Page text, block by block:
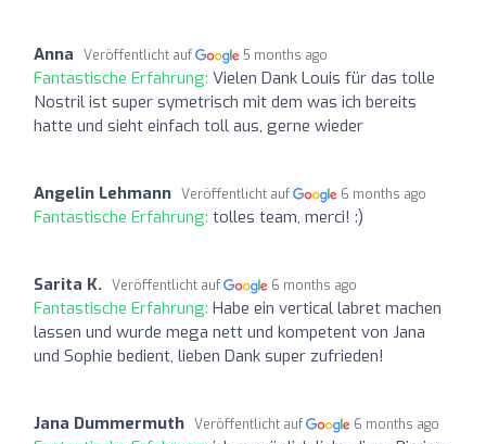
Anna Veröffentlicht auf 5 months ago
Fantastische Erfahrung: Vielen Dank Louis für das tolle
Nostril ist super symetrisch mit dem was ich bereits
hatte und sieht einfach toll aus, gerne wieder
Angelin Lehmann Veröffentlicht auf 6 months ago
Fantastische Erfahrung: tolles team, merci! :)
Sarita K. Veröffentlicht auf 6 months ago
Fantastische Erfahrung: Habe ein vertical labret machen
lassen und wurde mega nett und kompetent von Jana
und Sophie bedient, lieben Dank super zufrieden!
Jana Dummermuth Veröffentlicht auf 6 months ago